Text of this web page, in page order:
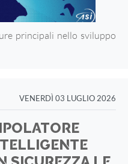
principali nello sviluppo
VENERDÌ 03 LUGLIO 2026